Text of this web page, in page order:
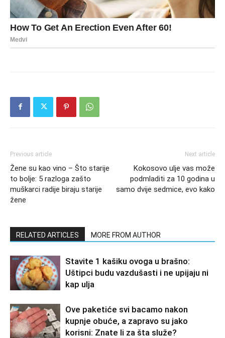
Previous article
Žene su kao vino – Što starije
to bolje: 5 razloga zašto
muškarci radije biraju starije
žene
Next article
Kokosovo ulje vas može
podmladiti za 10 godina u
samo dvije sedmice, evo kako
RELATED ARTICLES MORE FROM AUTHOR
Stavite 1 kašiku ovoga u brašno:
Uštipci budu vazdušasti i ne upijaju ni
kap ulja
Ove paketiće svi bacamo nakon
kupnje obuće, a zapravo su jako
korisni: Znate li za šta služe?